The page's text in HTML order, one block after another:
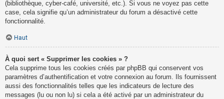
(bibliothèque, cyber-café, université, etc.). Si vous ne voyez pas cette
case, cela signifie qu’un administrateur du forum a désactivé cette
fonctionnalité.
Haut
À quoi sert « Supprimer les cookies » ?
Cela supprime tous les cookies créés par phpBB qui conservent vos
paramètres d’authentification et votre connexion au forum. Ils fournissent
aussi des fonctionnalités telles que les indicateurs de lecture des
messages (lu ou non lu) si cela a été activé par un administrateur du